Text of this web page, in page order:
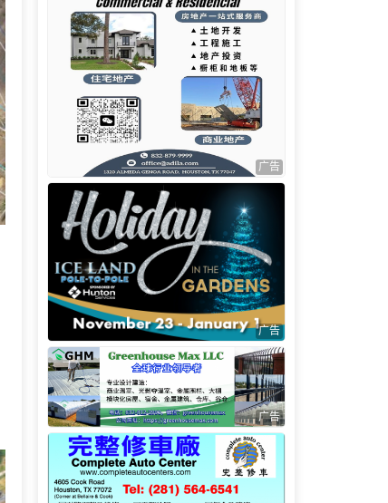
广告
广告
广告